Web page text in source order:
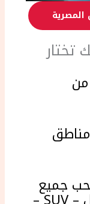
تختار
جميع